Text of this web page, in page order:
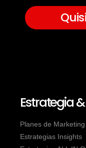
Estrategia
Planes de Marketing
Estrategias Insights